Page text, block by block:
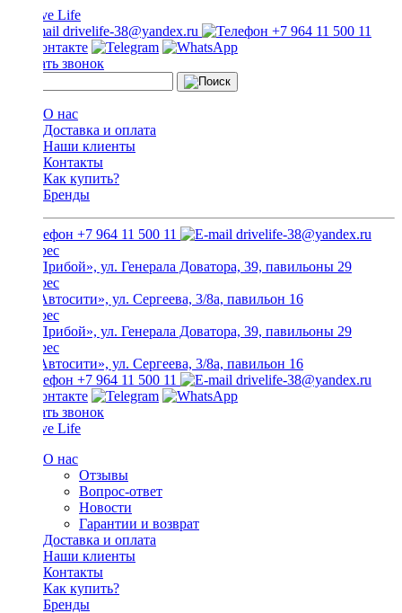
drivelife-38@yandex.ru +7 964 11 500 11
Заказать звонок
О нас
Доставка и оплата
Наши клиенты
Контакты
Как купить?
Бренды
+7 964 11 500 11 drivelife-38@yandex.ru
ТЦ «Прибой», ул. Генерала Доватора, 39, павильоны 29
ТЦ «Автосити», ул. Сергеева, 3/8а, павильон 16
ТЦ «Прибой», ул. Генерала Доватора, 39, павильоны 29
ТЦ «Автосити», ул. Сергеева, 3/8а, павильон 16
+7 964 11 500 11
drivelife-38@yandex.ru
Заказать звонок
О нас
Отзывы
Вопрос-ответ
Новости
Гарантии и возврат
Доставка и оплата
Наши клиенты
Контакты
Как купить?
Бренды